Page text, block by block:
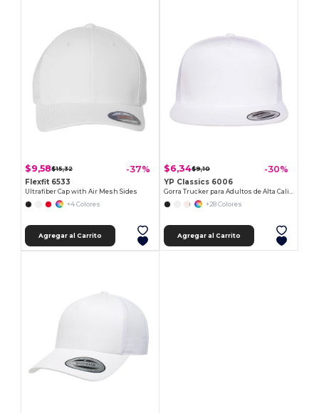
$9,58$15,32 -37%
Flexfit 6533
Ultrafiber Cap with Air Mesh Sides
+4 Colores
Agregar al Carrito
$6,34$9,10 -30%
YP Classics 6006
Gorra Trucker para Adultos de Alta Calidad
+28 Colores
Agregar al Carrito